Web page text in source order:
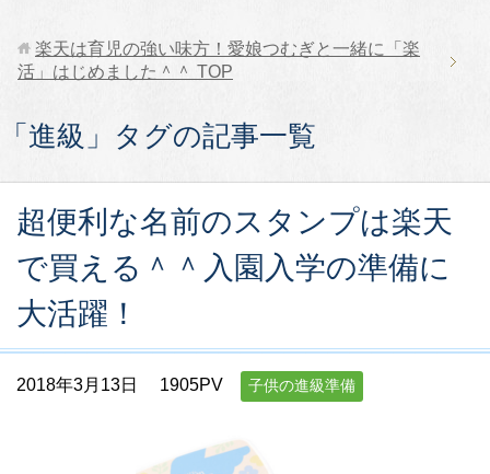
楽天は育児の強い味方！愛娘つむぎと一緒に「楽
活」はじめました＾＾ TOP
「進級」タグの記事一覧
超便利な名前のスタンプは楽天
で買える＾＾入園入学の準備に
大活躍！
2018年3月13日 1905PV 子供の進級準備